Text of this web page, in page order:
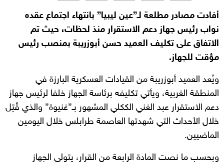
أفادت مصادر مطلعة لـ”عين ليبيا” بانتهاء اجتماع عقده
نواب رئيس جهاز دعم الاستقرار منذ لحظات، حيث تم
الاتفاق على تكليف العميد حسن أبوزريبة بمنصب رئيس
مؤقت للجهاز.
ويُعد العميد أبوزريبة من القيادات العسكرية البارزة في
المنطقة الغربية، ويأتي تكليفه برئاسة الجهاز خلفا لرئيس جهاز
دعم الاستقرار عبد الغني الككلي المشهور بـ”غنيوة” والذي قُتِل
خلال الأحداث التي شهدتها العاصمة طرابلس خلال اليومين
الماضيين.
وبحسب ما نصت المادة الرابعة من القرار، يتولى الجهاز